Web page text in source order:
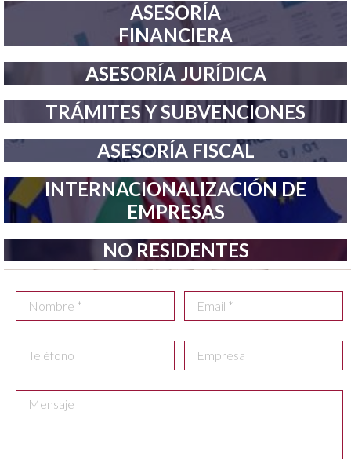
ASESORÍA
FINANCIERA
ASESORÍA JURÍDICA
TRÁMITES Y SUBVENCIONES
ASESORÍA FISCAL
INTERNACIONALIZACIÓN DE
EMPRESAS
NO RESIDENTES